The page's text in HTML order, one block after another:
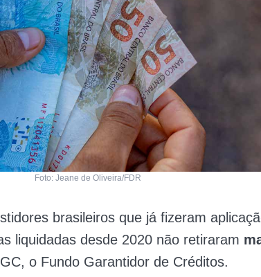
Foto: Jeane de Oliveira/FDR
brasileiros que já fizeram
liquidadas desde 2020 não retiraram
o Fundo Garantidor de Créditos.